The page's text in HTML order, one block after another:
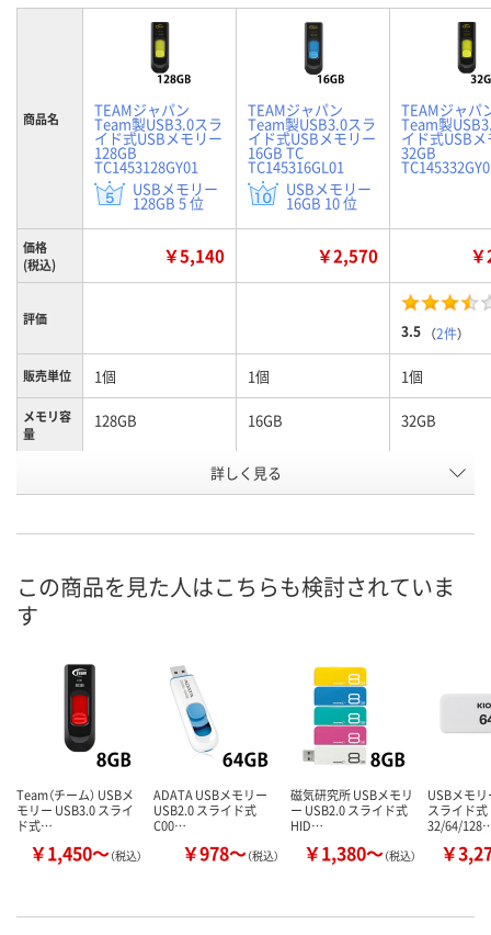
商品名 TEAMジャパン
Team製USB3.0スラ
イド式USBメモリー
128GB
TC1453128GY01
USBメモリー
128GB 5 位
TEAMジャパン
Team製USB3.0スラ
イド式USBメモリー
16GB TC
TC145316GL01
USBメモリー
16GB 10 位
TEAMジャパ
Team製
イド式USB
32GB
価格
(税込)
￥5,140 ￥2,570
評価
3.5 （2件）
販売単位 1個 1個 1個
メモリ容
量
128GB 16GB 32GB
カラー
ボディ部：ブラック、
スライド部：イエロ
ボディ部：ブラック、
スライド部：ブルー
ボディ部：ブ
スライド部：
在庫
カゴへ
詳しく見る
この商品を見た人はこちらも検討されていま
す
Team（チーム） USBメ
モリー USB3.0 スライ
ド式…
￥1,450～（税込）
ADATA USBメモリー
USB2.0 スライド式
C00…
￥978～（税込）
磁気研究所 USBメモリ
ー USB2.0 スライド式
HID…
￥1,380～（税込）
USBメモ
スライド式
32/64/
￥